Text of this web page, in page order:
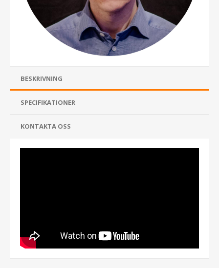
BESKRIVNING
SPECIFIKATIONER
KONTAKTA OSS